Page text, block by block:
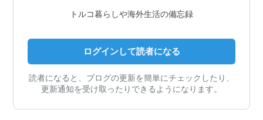
トルコ暮らしや海外生活の備忘録
ログインして読者になる
読者になると、ブログの更新を簡単にチェックしたり、
更新通知を受け取ったりできるようになります。